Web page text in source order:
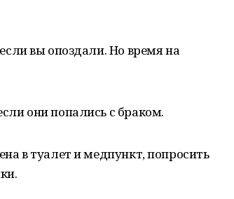
вы опоздали. Но время на
они попались с браком.
в туалет и медпункт, попросить